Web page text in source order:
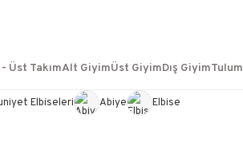
Elbiseleri Abiye Elbise
Üst TakımAlt GiyimÜst GiyimDış GiyimTulum